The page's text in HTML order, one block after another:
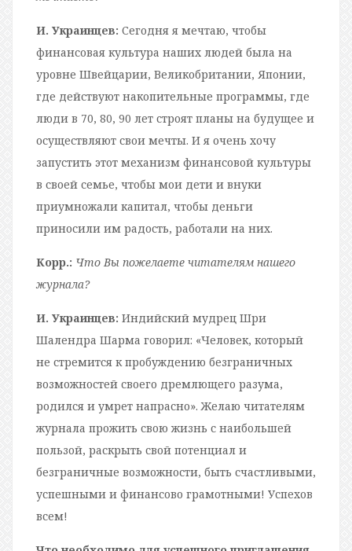
И. Украинцев: Сегодня я мечтаю, чтобы
финансовая культура наших людей была на
уровне Швейцарии, Великобритании, Японии,
где действуют накопительные программы, где
люди в 70, 80, 90 лет строят планы на будущее и
осуществляют свои мечты. И я очень хочу
запустить этот механизм финансовой культуры
в своей семье, чтобы мои дети и внуки
приумножали капитал, чтобы деньги
приносили им радость, работали на них.
Корр.: Что Вы пожелаете читателям нашего
журнала?
И. Украинцев: Индийский мудрец Шри
Шалендра Шарма говорил: «Человек, который
не стремится к пробуждению безграничных
возможностей своего дремлющего разума,
родился и умрет напрасно». Желаю читателям
журнала прожить свою жизнь с наибольшей
пользой, раскрыть свой потенциал и
безграничные возможности, быть счастливыми,
успешными и финансово грамотными! Успехов
всем!